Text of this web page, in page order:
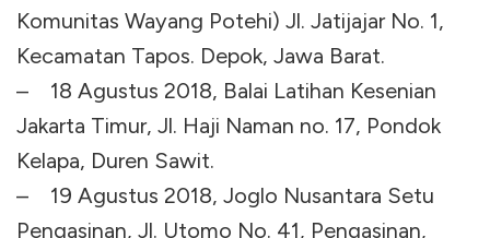
Komunitas Wayang Potehi) Jl. Jatijajar No. 1,
Kecamatan Tapos. Depok, Jawa Barat.
– 18 Agustus 2018, Balai Latihan Kesenian
Jakarta Timur, Jl. Haji Naman no. 17, Pondok
Kelapa, Duren Sawit.
– 19 Agustus 2018, Joglo Nusantara Setu
Pengasinan, Jl. Utomo No. 41, Pengasinan,